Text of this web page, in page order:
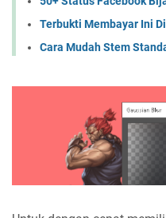
Terbukti Membayar Ini
Cara Mudah Stem